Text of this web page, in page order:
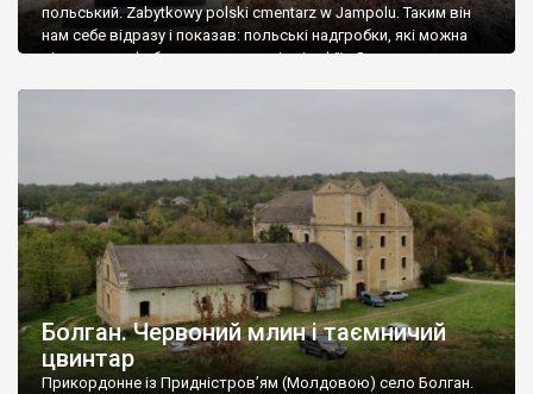
польський. Zabytkowy polski cmentarz w Jampolu. Таким він
нам себе відразу і показав: польські надгробки, які можна
віднести до фабричних, польські епітафії… Загалом цвинтар
Болган. Червоний млин і таємничий
цвинтар
Прикордонне із Придністров’ям (Молдовою) село Болган.